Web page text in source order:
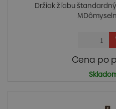
Držiak žľabu
Cena po